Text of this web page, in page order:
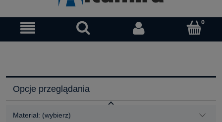
Opcje przeglądania
Materiał: (wybierz)